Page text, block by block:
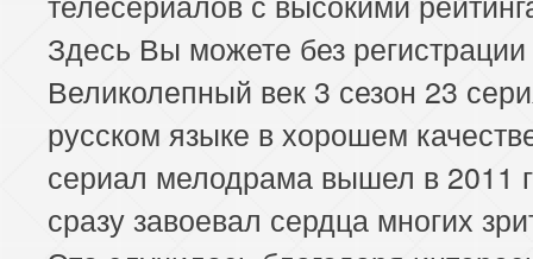
Здесь Вы можете без регистрации
Великолепный век 3 сезон 23
русском языке в хорошем
сериал мелодрама вышел в 2011
сразу завоевал сердца многих